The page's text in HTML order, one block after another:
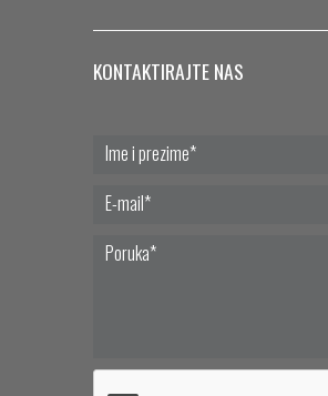
KONTAKTIRAJTE NAS